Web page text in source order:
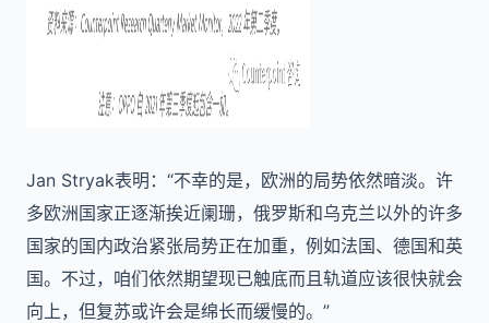
Jan Stryak表明：“不幸的是，欧洲的局势依然暗淡。许
多欧洲国家正逐渐挨近阑珊，俄罗斯和乌克兰以外的许多
国家的国内政治紧张局势正在加重，例如法国、德国和英
国。不过，咱们依然期望现已触底而且轨道应该很快就会
向上，但复苏或许会是绵长而缓慢的。”